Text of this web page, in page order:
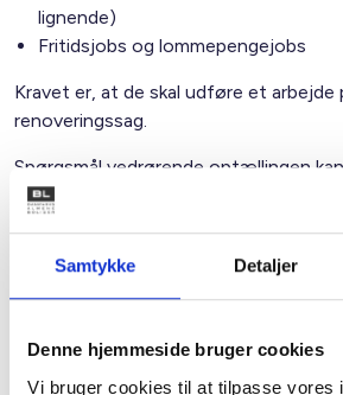
Samtykke Detaljer
Denne hjemmeside bruger cookies
Vi bruger cookies til at tilpasse vores
lignende)
Fritidsjobs og lommepengejobs
Kravet er, at de skal udføre et arbejde
renoveringssag.
Spørgsmål vedrørende optællingen
udviklingskonsulent Liv Jørgensen på
Bent Madsen / Liv Jørgensen